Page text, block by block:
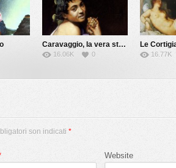
Roma,stupro ,violenza sessuale
Caravaggio, la vera storia
16.06K 0 16.77K
son indicati *
Website